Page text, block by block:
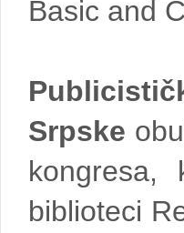
Basic and
Srpske
kongresa,
biblioteci